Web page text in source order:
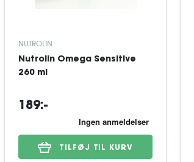
NUTROLIN
Nutrolin Omega Sensitive
260 ml
189:-
TILFØJ TIL KURV